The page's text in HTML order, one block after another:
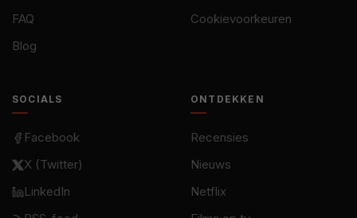
FAQ
Blog
Cookievoorkeuren
SOCIALS
Facebook
X (Twitter)
LinkedIn
ONTDEKKEN
Recensies
Nieuws
Netflix